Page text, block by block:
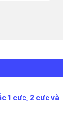
1 cực, 2 cực và